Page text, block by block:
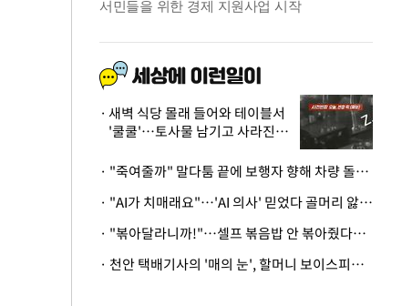
새벽 식당 몰래 들어와 테이블서
'쿨쿨'…토사물 남기고 사라진 남
· "죽여줄까" 말다툼 끝에 보행자 향해 차량 돌진…50대 여성 중상
· "AI가 치매래요"…'AI 의사' 믿었다 골머리 앓는 美 의료계 '경고'
· "볶아달라니까!"…셀프 볶음밥 안 볶아줬다고 사장 폭행한 손님
· 천안 택배기사의 '매의 눈', 할머니 보이스피싱 피해 막아